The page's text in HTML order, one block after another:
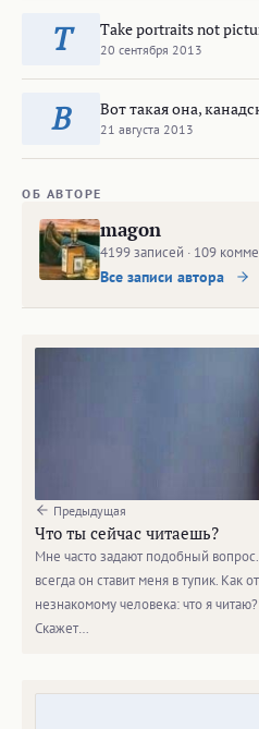
T Take portraits not
20 сентября 2013
В Вот такая она,
21 августа 2013
ОБ АВТОРЕ
magon
4199 записей · 109
Все записи автора
Предыдущая
Что ты сейчас читаешь?
Мне часто задают подобный
всегда он ставит меня в тупик. Как
незнакомому человека: что я
Скажет…